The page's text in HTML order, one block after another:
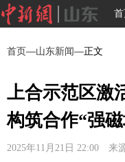
首
首页—山东新闻—正文
上合示范区激
构筑合作“强
2025年11月21日 22:00 来